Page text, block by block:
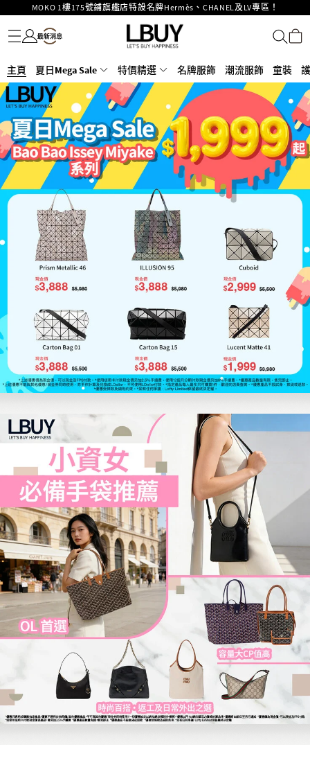
重要通告：銀行轉帳及轉數快付款注意事項
購物滿HKD500即享免運費！
LBuy獲香港知識產權署頒發2026《正版正貨承諾》商標
Goyard Hobo / Hobo Mini人氣限量特別版限時原價低至75折!
LBuy呈獻 - Hermès 及 Chanel 手袋及首飾原價低至6折，立即入手!
LBuy Nintendo Switch / Nintendo Switch 2 正規商品零售店登陸MOKO 4樓
426號舖！
MOKO 1樓175號鋪旗艦店特設名牌Hermès、CHANEL及LV專區！
名牌服飾
潮流服飾
童裝
護膚美妝
香水香薰
個人護理
母嬰護理
遊戲及精品玩具
文儀用品
家居生活
電子產品
美食
醫藥保健
運動與戶外用品
主頁 夏日Mega Sale 特價精選 名牌服飾 潮流服飾 童裝